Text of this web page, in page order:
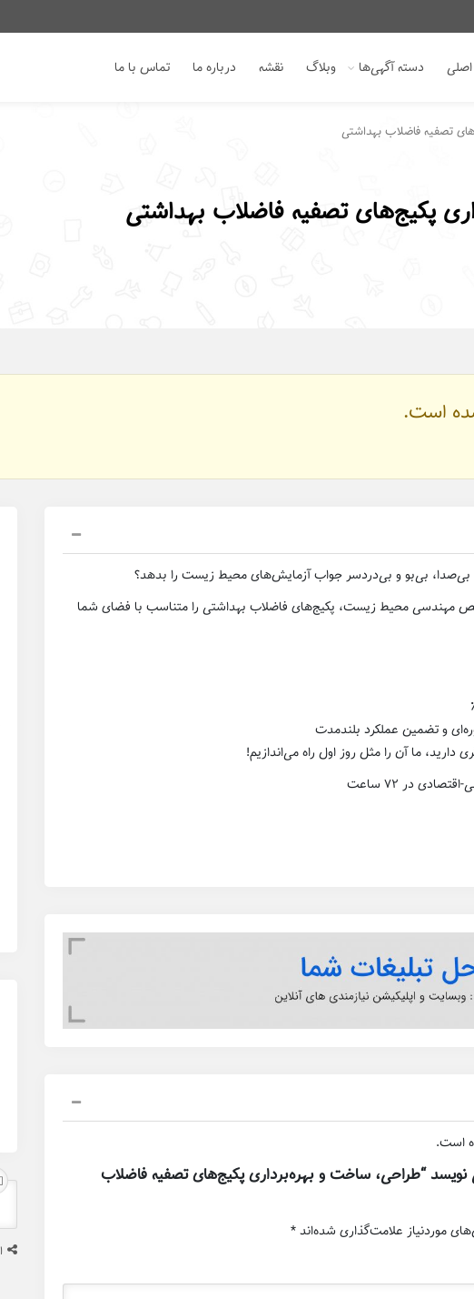
دسته آگهی‌ها وبلاگ نقشه درباره ما تماس با ما
تصفیه فاضلاب بهداشتی
پکیج‌های تصفیه فاضلاب بهداشتی
است.
بی‌صدا، بی‌بو و بی‌دردسر جواب آزمایش‌های محیط زیست را بدهد؟
مهندسی محیط زیست، پکیج‌های فاضلاب بهداشتی را متناسب با فضای شما
و تضمین عملکرد بلندمدت
ما آن را مثل روز اول راه می‌اندازیم!
در ۷۲ ساعت
است.
“طراحی، ساخت و بهره‌برداری پکیج‌های تصفیه فاضلاب
موردنیاز علامت‌گذاری شده‌اند*